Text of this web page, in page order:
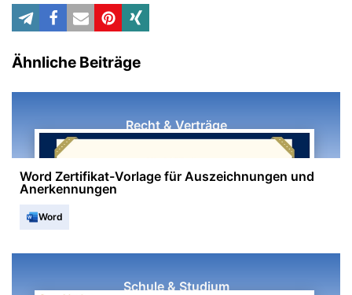
Ähnliche Beiträge
Recht & Verträge
Word Zertifikat-Vorlage für Auszeichnungen und
Anerkennungen
Word
Schule & Studium